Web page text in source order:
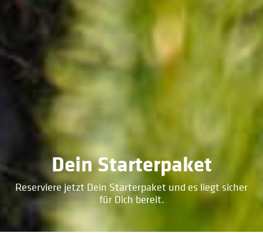
Dein Starterpaket
Reserviere jetzt Dein Starterpaket und es liegt sicher
für Dich bereit.